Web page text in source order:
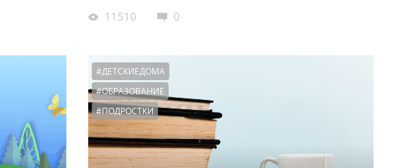
11510 0
#ДЕТСКИЕДОМА
#ОБРАЗОВАНИЕ
#ПОДРОСТКИ